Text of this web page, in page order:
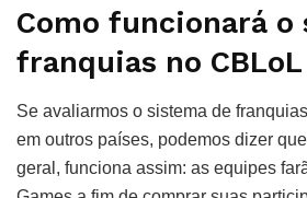
Como funcionará o
franquias no
Se avaliarmos o sistema de
em outros países, podemos dizer
geral, funciona assim: as equipes